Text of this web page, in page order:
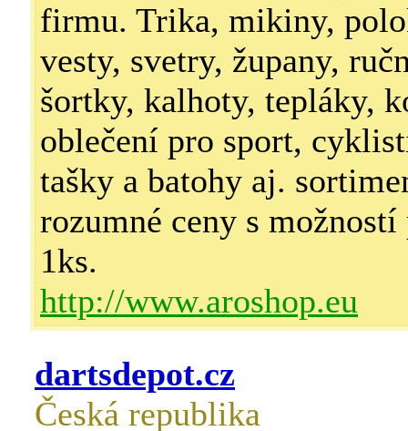
firmu. Trika, mikiny,
vesty, svetry, župany,
šortky, kalhoty, tepláky,
oblečení pro sport,
tašky a batohy aj.
rozumné ceny s
1ks.
http://www.aroshop.eu
dartsdepot.cz
Česká republika